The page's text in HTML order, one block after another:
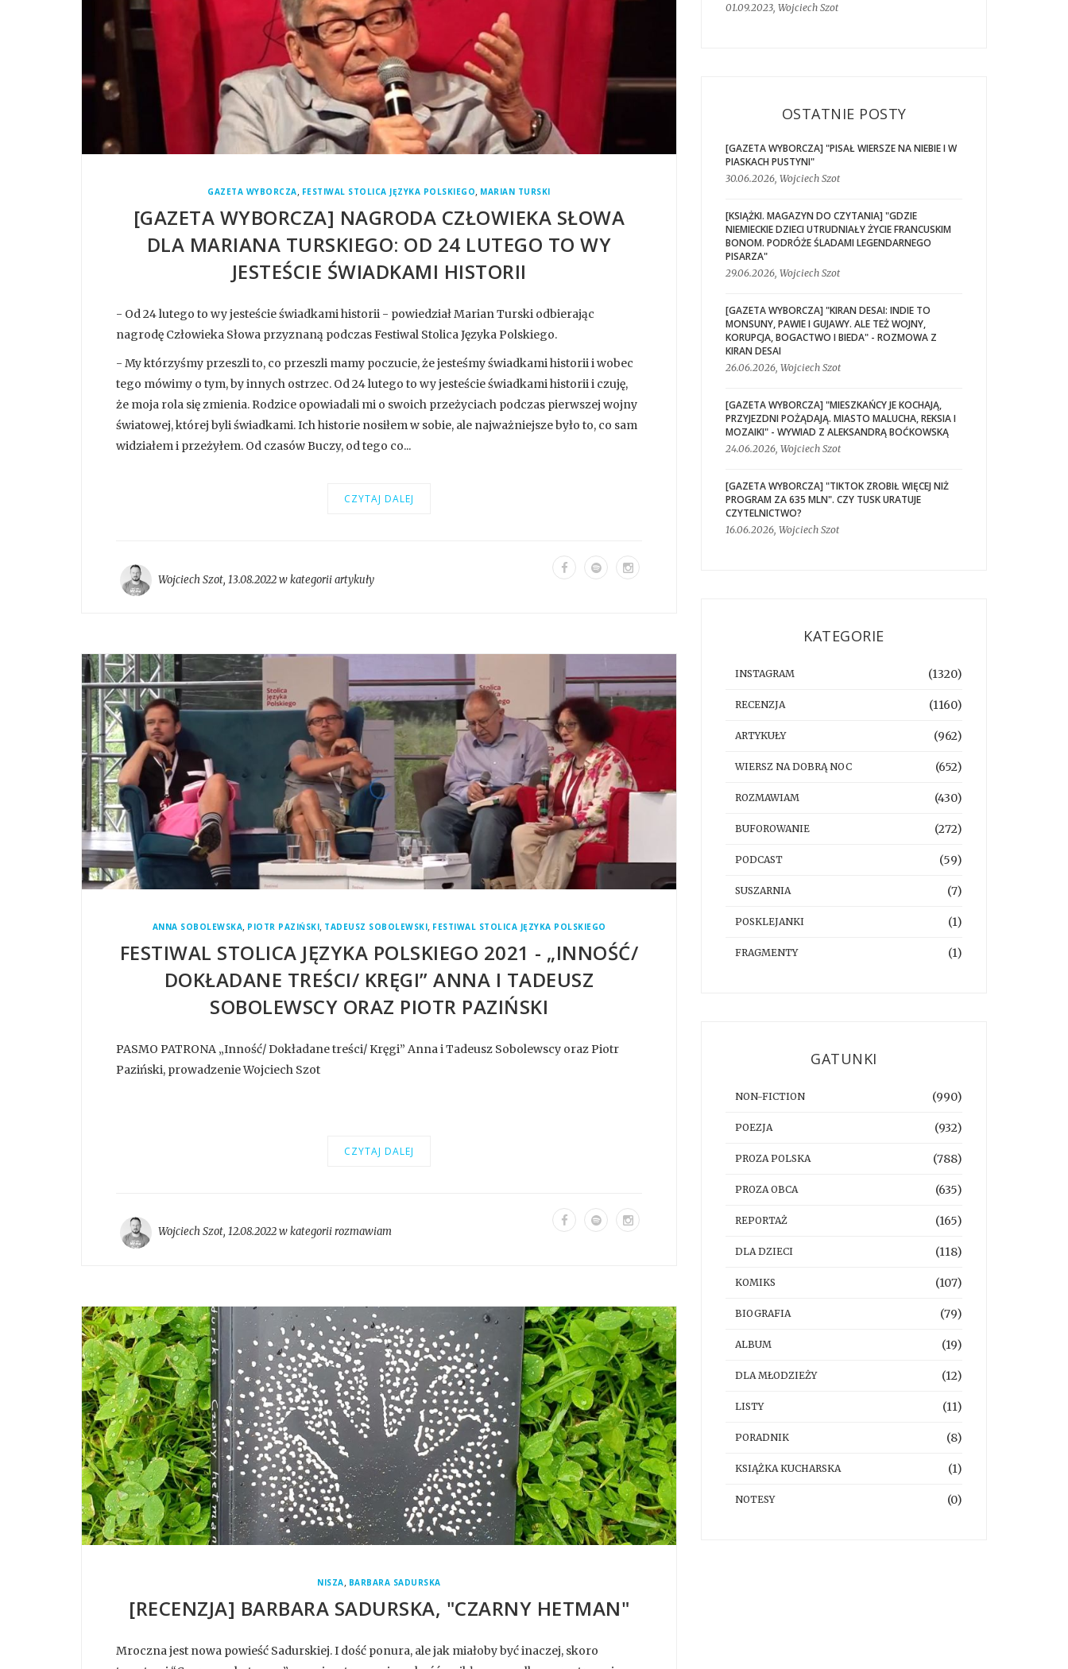
GAZETA WYBORCZA, FESTIWAL STOLICA JĘZYKA POLSKIEGO, MARIAN TURSKI
[GAZETA WYBORCZA] NAGRODA CZŁOWIEKA SŁOWA
DLA MARIANA TURSKIEGO: OD 24 LUTEGO TO WY
JESTEŚCIE ŚWIADKAMI HISTORII
- Od 24 lutego to wy jesteście świadkami historii - powiedział Marian Turski odbierając
nagrodę Człowieka Słowa przyznaną podczas Festiwal Stolica Języka Polskiego.
- My którzyśmy przeszli to, co przeszli mamy poczucie, że jesteśmy świadkami historii i wobec
tego mówimy o tym, by innych ostrzec. Od 24 lutego to wy jesteście świadkami historii i czuję,
że moja rola się zmienia. Rodzice opowiadali mi o swoich przeżyciach podczas pierwszej wojny
światowej, której byli świadkami. Ich historie nosiłem w sobie, ale najważniejsze było to, co sam
widziałem i przeżyłem. Od czasów Buczy, od tego co...
CZYTAJ DALEJ
Wojciech Szot, 13.08.2022 w kategoriiartykuły
ANNA SOBOLEWSKA, PIOTR PAZIŃSKI, TADEUSZ SOBOLEWSKI, FESTIWAL STOLICA JĘZYKA POLSKIEGO
FESTIWAL STOLICA JĘZYKA POLSKIEGO 2021 - „INNOŚĆ/
DOKŁADANE TREŚCI/ KRĘGI” ANNA I TADEUSZ
SOBOLEWSCY ORAZ PIOTR PAZIŃSKI
PASMO PATRONA „Inność/ Dokładane treści/ Kręgi” Anna i Tadeusz Sobolewscy oraz Piotr
Paziński, prowadzenie Wojciech Szot
CZYTAJ DALEJ
Wojciech Szot, 12.08.2022 w kategoriirozmawiam
NISZA, BARBARA SADURSKA
[RECENZJA] BARBARA SADURSKA, "CZARNY HETMAN"
Mroczna jest nowa powieść Sadurskiej. I dość ponura, ale jak miałoby być inaczej, skoro
01.09.2023, Wojciech Szot
OSTATNIE POSTY
[GAZETA WYBORCZA] "PISAŁ WIERSZE NA NIEBIE I W
PIASKACH PUSTYNI"
30.06.2026, Wojciech Szot
[KSIĄŻKI. MAGAZYN DO CZYTANIA] "GDZIE
NIEMIECKIE DZIECI UTRUDNIAŁY ŻYCIE FRANCUSKIM
BONOM. PODRÓŻE ŚLADAMI LEGENDARNEGO
PISARZA"
29.06.2026, Wojciech Szot
[GAZETA WYBORCZA] "KIRAN DESAI: INDIE TO
MONSUNY, PAWIE I GUJAWY. ALE TEŻ WOJNY,
KORUPCJA, BOGACTWO I BIEDA" - ROZMOWA Z
KIRAN DESAI
26.06.2026, Wojciech Szot
[GAZETA WYBORCZA] "MIESZKAŃCY JE KOCHAJĄ,
PRZYJEZDNI POŻĄDAJĄ. MIASTO MALUCHA, REKSIA I
MOZAIKI" - WYWIAD Z ALEKSANDRĄ BOĆKOWSKĄ
24.06.2026, Wojciech Szot
[GAZETA WYBORCZA] "TIKTOK ZROBIŁ WIĘCEJ NIŻ
PROGRAM ZA 635 MLN". CZY TUSK URATUJE
CZYTELNICTWO?
16.06.2026, Wojciech Szot
KATEGORIE
INSTAGRAM (1320)
RECENZJA (1160)
ARTYKUŁY (962)
WIERSZ NA DOBRĄ NOC (652)
ROZMAWIAM (430)
BUFOROWANIE (272)
PODCAST (59)
SUSZARNIA (7)
POSKLEJANKI (1)
FRAGMENTY (1)
GATUNKI
NON-FICTION (990)
POEZJA (932)
PROZA POLSKA (788)
PROZA OBCA (635)
REPORTAŻ (165)
DLA DZIECI (118)
KOMIKS (107)
BIOGRAFIA (79)
ALBUM (19)
DLA MŁODZIEŻY (12)
LISTY (11)
PORADNIK (8)
KSIĄŻKA KUCHARSKA (1)
NOTESY (0)